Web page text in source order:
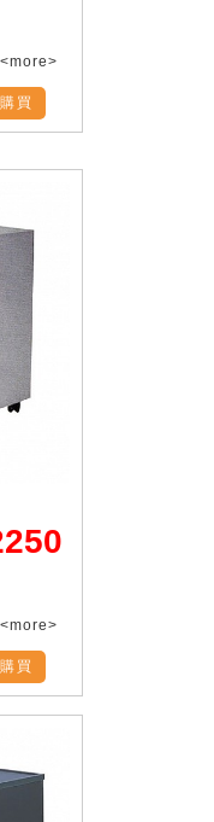
<more>
買
<more>
買